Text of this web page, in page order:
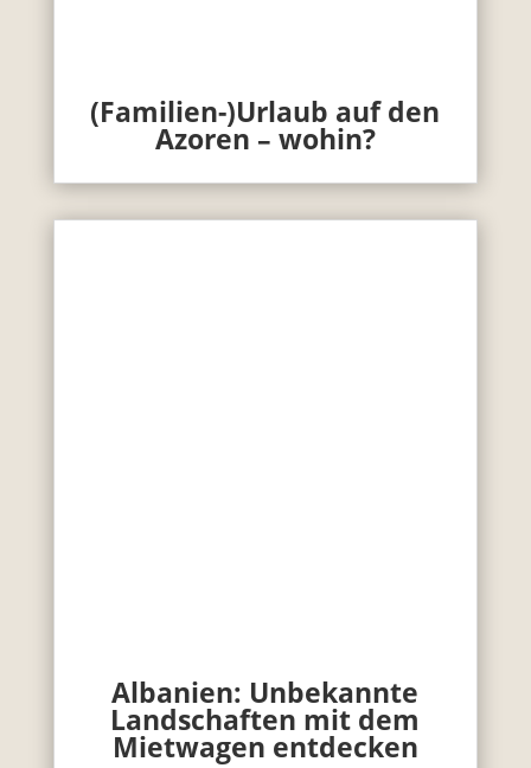
(Familien-)Urlaub auf den
Azoren – wohin?
Albanien: Unbekannte
Landschaften mit dem
Mietwagen entdecken